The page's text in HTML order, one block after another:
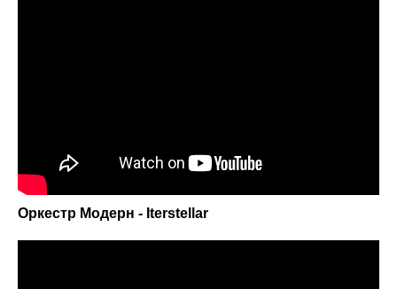
Оркестр Модерн - Iterstellar